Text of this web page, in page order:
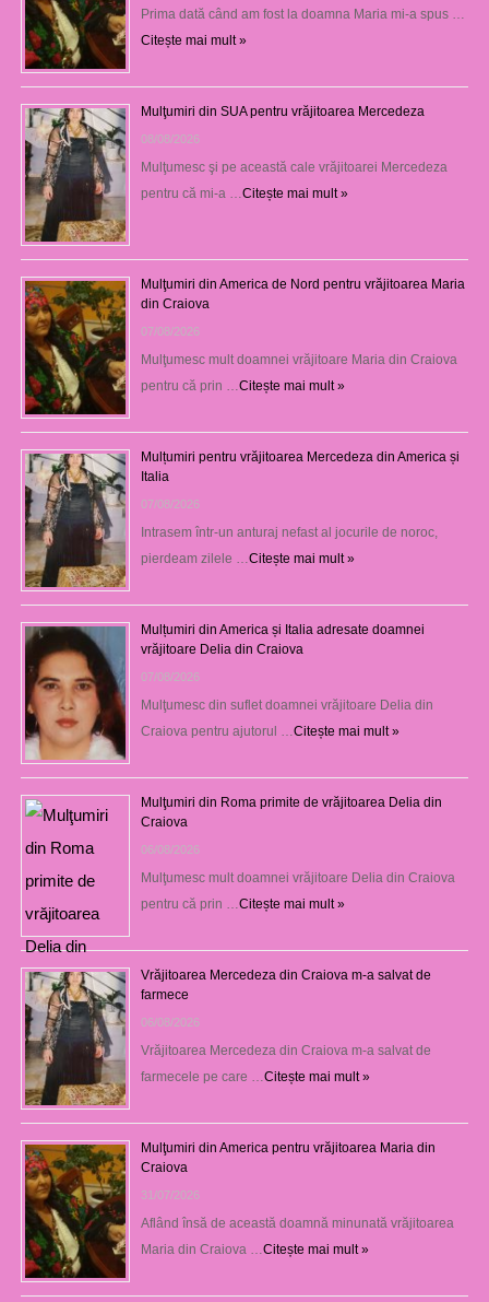
Prima dată când am fost la doamna Maria mi-a spus …
Citește mai mult »
Mulţumiri din SUA pentru vrăjitoarea Mercedeza
08/08/2026
Mulţumesc şi pe această cale vrăjitoarei Mercedeza
pentru că mi-a … Citește mai mult »
Mulţumiri din America de Nord pentru vrăjitoarea Maria
din Craiova
07/08/2026
Mulţumesc mult doamnei vrăjitoare Maria din Craiova
pentru că prin … Citește mai mult »
Mulțumiri pentru vrăjitoarea Mercedeza din America și
Italia
07/08/2026
Intrasem într-un anturaj nefast al jocurile de noroc,
pierdeam zilele … Citește mai mult »
Mulțumiri din America și Italia adresate doamnei
vrăjitoare Delia din Craiova
07/08/2026
Mulţumesc din suflet doamnei vrăjitoare Delia din
Craiova pentru ajutorul … Citește mai mult »
Mulţumiri din Roma primite de vrăjitoarea Delia din
Craiova
06/08/2026
Mulţumesc mult doamnei vrăjitoare Delia din Craiova
pentru că prin … Citește mai mult »
Vrăjitoarea Mercedeza din Craiova m-a salvat de
farmece
06/08/2026
Vrăjitoarea Mercedeza din Craiova m-a salvat de
farmecele pe care … Citește mai mult »
Mulţumiri din America pentru vrăjitoarea Maria din
Craiova
31/07/2026
Aflând însă de această doamnă minunată vrăjitoarea
Maria din Craiova … Citește mai mult »